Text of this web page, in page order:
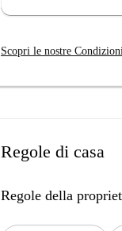
Scopri le nostre
Regole di casa
Regole della